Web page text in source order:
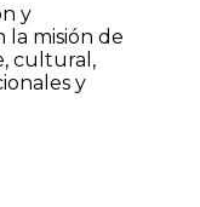
y
la misión de
cultural,
y